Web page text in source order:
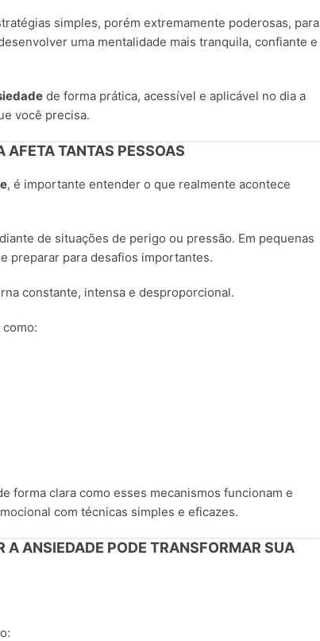
simples, porém extremamente poderosas, para
uma mentalidade mais tranquila, confiante e
de forma prática, acessível e aplicável no dia a
você precisa.
AFETA TANTAS PESSOAS
, é importante entender o que realmente acontece
de situações de perigo ou pressão. Em pequenas
preparar para desafios importantes.
constante, intensa e desproporcional.
forma clara como esses mecanismos funcionam e
com técnicas simples e eficazes.
A ANSIEDADE PODE TRANSFORMAR SUA